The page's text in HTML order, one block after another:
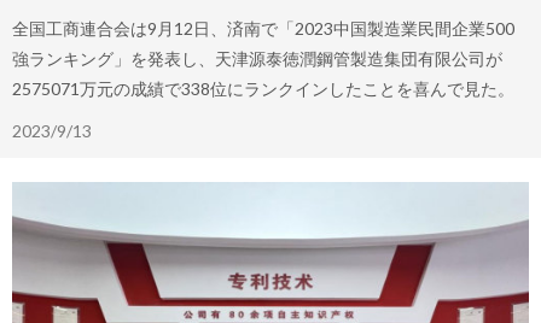
全国工商連合会は9月12日、済南で「2023中国製造業民間企業500
強ランキング」を発表し、天津源泰徳潤鋼管製造集団有限公司が
2575071万元の成績で338位にランクインしたことを喜んで見た。
2023/9/13